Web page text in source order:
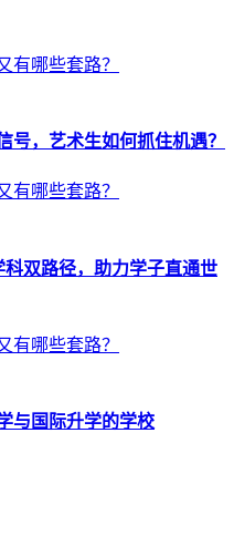
号，艺术生如何抓住机遇？
双路径，助力学子直通世
与国际升学的学校